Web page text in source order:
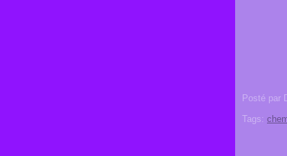
Posté par
Tags: